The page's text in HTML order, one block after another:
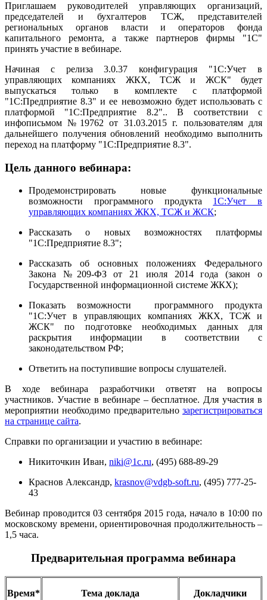
Приглашаем руководителей управляющих организаций,
председателей и бухгалтеров ТСЖ, представителей
региональных органов власти и операторов фонда
капитального ремонта, а также партнеров фирмы "1С"
принять участие в вебинаре.
Начиная с релиза 3.0.37 конфигурация "1С:Учет в
управляющих компаниях ЖКХ, ТСЖ и ЖСК" будет
выпускаться только в комплекте с платформой
"1С:Предприятие 8.3" и ее невозможно будет использовать с
платформой "1С:Предприятие 8.2".. В соответствии с
инфописьмом №19762 от 31.03.2015 г. пользователям для
дальнейшего получения обновлений необходимо выполнить
переход на платформу "1С:Предприятие 8.3".
Цель данного вебинара:
Продемонстрировать новые функциональные
возможности программного продукта 1С:Учет в
управляющих компаниях ЖКХ, ТСЖ и ЖСК;
Рассказать о новых возможностях платформы
"1С:Предприятие 8.3";
Рассказать об основных положениях Федерального
Закона №209-ФЗ от 21 июля 2014 года (закон о
Государственной информационной системе ЖКХ);
Показать возможности программного продукта
"1С:Учет в управляющих компаниях ЖКХ, ТСЖ и
ЖСК" по подготовке необходимых данных для
раскрытия информации в соответствии с
законодательством РФ;
Ответить на поступившие вопросы слушателей.
В ходе вебинара разработчики ответят на вопросы
участников. Участие в вебинаре – бесплатное. Для участия в
мероприятии необходимо предварительно зарегистрироваться
на странице сайта.
Справки по организации и участию в вебинаре:
Никиточкин Иван, niki@1c.ru, (495) 688-89-29
Краснов Александр, krasnov@vdgb-soft.ru, (495) 777-25-
43
Вебинар проводится 03 сентября 2015 года, начало в 10:00 по
московскому времени, ориентировочная продолжительность –
1,5 часа.
Предварительная программа вебинара
Время* Тема доклада Докладчики